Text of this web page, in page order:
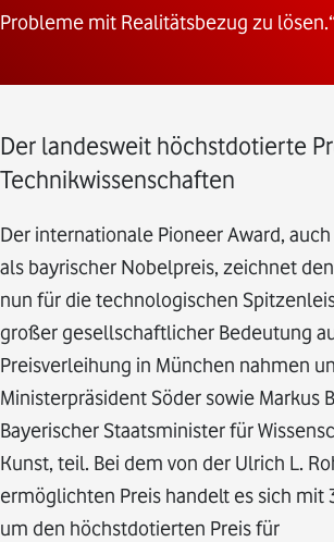
Probleme mit Realitätsbezug zu
Der landesweit höchstdotierte
Technikwissenschaften
Der internationale Pioneer Award,
als bayrischer Nobelpreis, zeichnet
nun für die technologischen
großer gesellschaftlicher Bedeutung
Preisverleihung in München nahmen
Ministerpräsident Söder sowie Markus
Bayerischer Staatsminister für
Kunst, teil. Bei dem von der Ulrich L.
ermöglichten Preis handelt es sich mit
um den höchstdotierten Preis für